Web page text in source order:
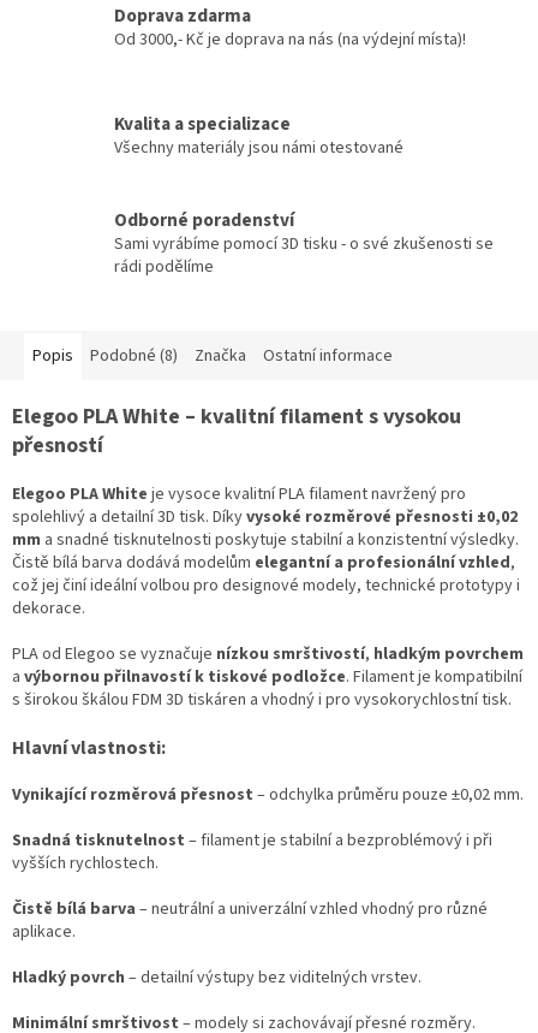
Doprava zdarma
Od 3000,- Kč je doprava na nás (na výdejní místa)!
Kvalita a specializace
Všechny materiály jsou námi otestované
Odborné poradenství
Sami vyrábíme pomocí 3D tisku - o své zkušenosti se
rádi podělíme
Popis Podobné (8) Značka Ostatní informace
Elegoo PLA White – kvalitní filament s vysokou
přesností
Elegoo PLA White je vysoce kvalitní PLA filament navržený pro
spolehlivý a detailní 3D tisk. Díkyvysoké rozměrové přesnosti ±0,02
mm a snadné tisknutelnosti poskytuje stabilní a konzistentní výsledky.
Čistě bílá barva dodává modelům elegantní a profesionální vzhled,
což jej činí ideální volbou pro designové modely, technické prototypy i
dekorace.
PLA od Elegoo se vyznačuje nízkou smrštivostí, hladkým povrchem
a výbornou přilnavostí k tiskové podložce. Filament je kompatibilní
s širokou škálou FDM 3D tiskáren a vhodný i pro vysokorychlostní tisk.
Hlavní vlastnosti:
Vynikající rozměrová přesnost – odchylka průměru pouze ±0,02 mm.
Snadná tisknutelnost – filament je stabilní a bezproblémový i při
vyšších rychlostech.
Čistě bílá barva – neutrální a univerzální vzhled vhodný pro různé
aplikace.
Hladký povrch – detailní výstupy bez viditelných vrstev.
Minimální smrštivost – modely si zachovávají přesné rozměry.